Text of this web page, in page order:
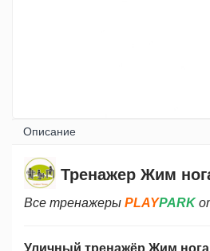
Спортивные Площадки
Спортивные Залы
Oписание
Тренажер Жим
Все тренажеры PLAYPARK
Уличный тренажёр Жим